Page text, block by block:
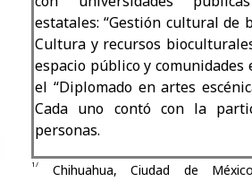
estatales: “Gestión cultural de
Cultura y recursos
espacio público y comunidades
el “Diplomado en artes
Cada uno contó con la
personas.
1/ Chihuahua, Ciudad de